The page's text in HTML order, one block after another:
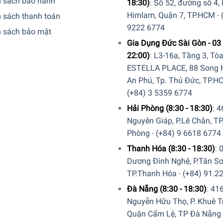
nên bạn có thể nấu trên bất kỳ khu vực nào của bề mặt
kết nối chúng với nhau chỉ bằng một nút bấm. Đây là cách
muốn trên bếp.
sách thanh toán
sách bảo mật
18:30): Số 52, đường số 4,
Himlam, Quận 7, TP.HCM -
9222 6774
Gia Dụng Đức Sài Gòn - 03
22:00): L3-16a, Tầng 3,
ESTELLA PLACE, 88 Song
An Phú, Tp. Thủ Đức,
(+84) 3 5359 6774
Hải Phòng (8:30 - 18:30):
Nguyên Giáp, P.Lê Chân,
Phòng - (+84) 9 6618 6774
Thanh Hóa (8:30 - 18:30):
Dương Đình Nghệ, P.Tân
TP.Thanh Hóa - (+84)
Đà Nẵng (8:30 - 18:30):
Nguyễn Hữu Thọ, P. Khuê
Quận Cẩm Lệ, TP Đà Nẵng